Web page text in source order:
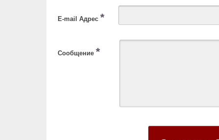
E-mail Адрес *
Сообщение *